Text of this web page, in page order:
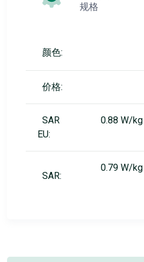
规格
颜色:
价格:
SAR
EU:
0.88 W/
SAR:
0.79 W/